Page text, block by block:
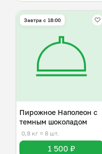
Завтра c 18:00
Пирожное Наполеон с
темным шоколадом
0,8 кг ≈ 8 шт.
1 500 ₽